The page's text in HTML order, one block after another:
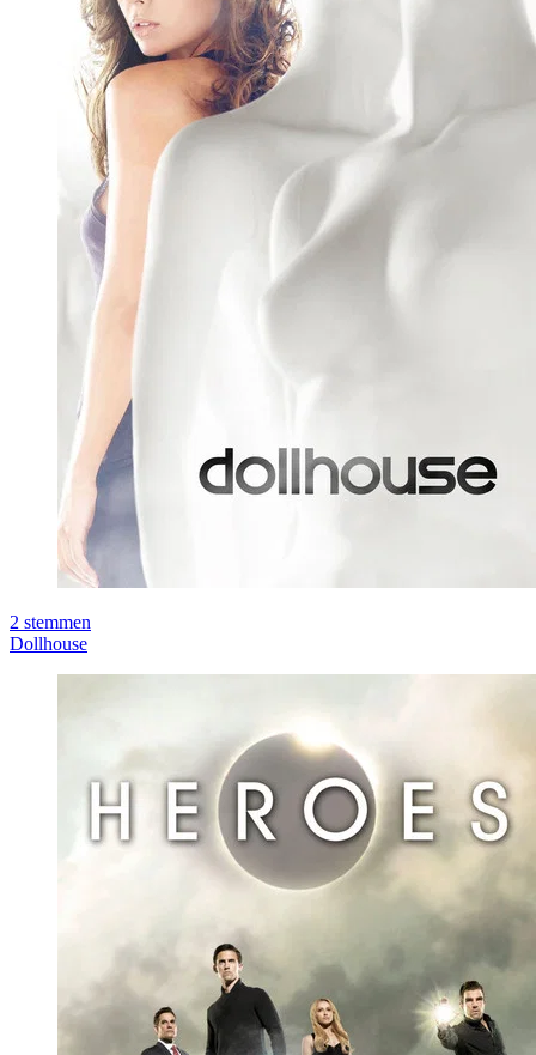
2 stemmen
Dollhouse